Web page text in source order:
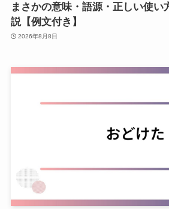
まさかの意味・語源・正しい使い
説【例文付き】
2026年8月8日